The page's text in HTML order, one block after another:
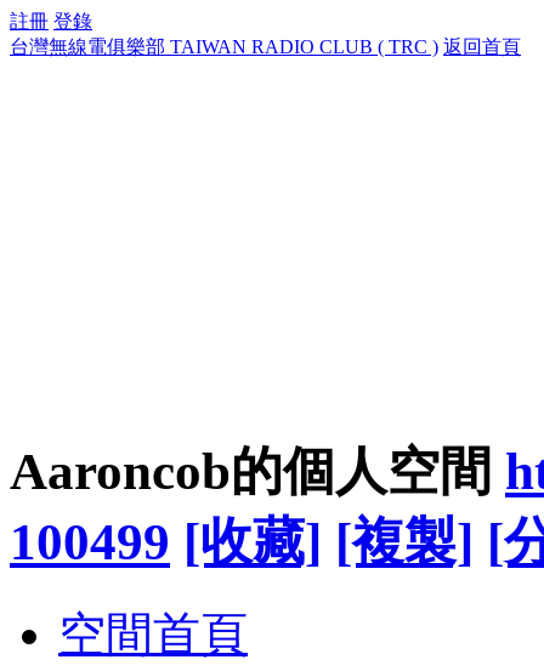
註冊 登錄
台灣無線電俱樂部 TAIWAN RADIO CLUB ( TRC ) 返回首頁
Aaroncob的個人空間
100499 [收藏] [複製] [
空間首頁